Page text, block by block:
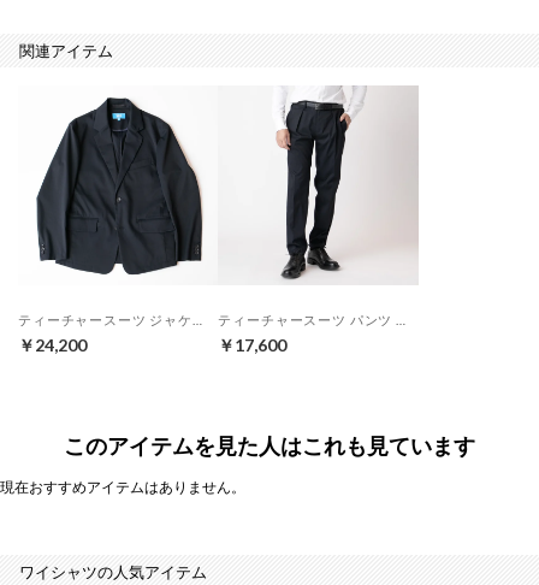
関連アイテム
￥24,200 ￥17,600
このアイテムを見た人はこれも見ています
現在おすすめアイテムはありません。
ワイシャツの人気アイテム